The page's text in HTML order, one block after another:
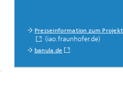
Presseinformation zum
(iao.fraunhofer.de)
banula.de